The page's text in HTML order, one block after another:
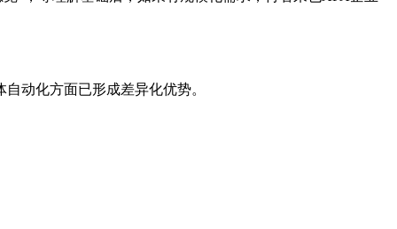
动化方面已形成差异化优势。